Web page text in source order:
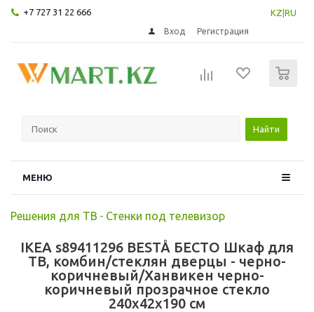
+7 727 31 22 666 KZ RU
Вход Регистрация
Найти
МЕНЮ
Решения для ТВ - Стенки под телевизор
IKEA s89411296 BESTÅ БЕСТО Шкаф для
ТВ, комбин/стеклян дверцы - черно-
коричневый/Ханвикен черно-
коричневый прозрачное стекло
240x42x190 см